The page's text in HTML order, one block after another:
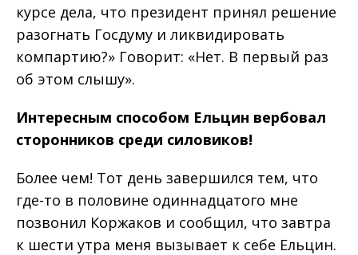
курсе дела, что президент принял решение
разогнать Госдуму и ликвидировать
компартию?» Говорит: «Нет. В первый раз
об этом слышу».
Интересным способом Ельцин вербовал
сторонников среди силовиков!
Более чем! Тот день завершился тем, что
где-то в половине одиннадцатого мне
позвонил Коржаков и сообщил, что завтра
к шести утра меня вызывает к себе Ельцин.